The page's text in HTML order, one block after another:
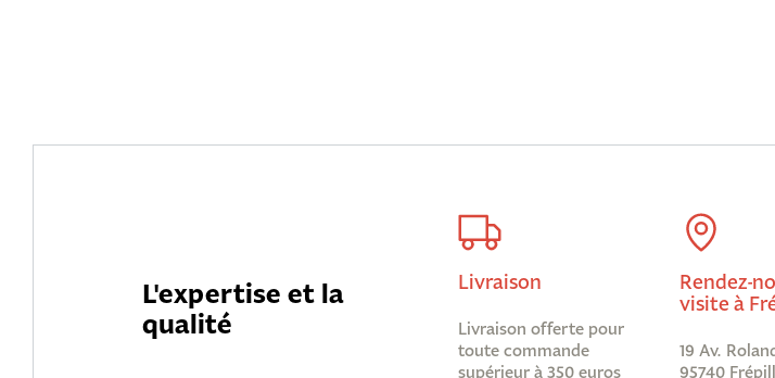
L'expertise et la
qualité
Livraison
Livraison offerte pour
toute commande
supérieur à 350 euros
Rendez-
visite à
19 Av.
95740